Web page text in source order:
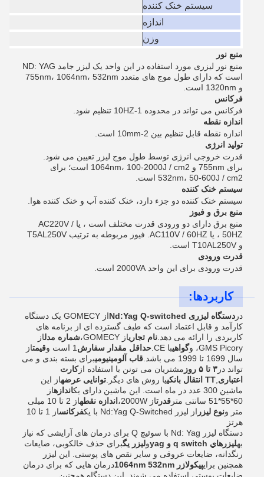
سیستم خنک کننده
اندازه
وزن
منبع نور
منبع نور لیزری مورد استفاده در این واحد یک لیزر جامد ND: YAG
است که دارای طول موج های متعدد 755nm، 1064nm، 532nm
و 1320nm است.
فرکانس
فرکانس می تواند در محدوده 1-10HZ تنظیم شود.
اندازه نقطه
اندازه نقطه قابل تنظیم بین 2-10mm است.
تولید انرژی
قدرت خروجی انرژی توسط طول موج لیزر تعیین می شود.
برای 755nm و 1064nm، 100-2000J / cm2 است؛ برای
532nm، 50-600J / cm2 است.
سیستم خنک کننده
سیستم خنک کننده دو جزء دارد، خنک کننده آب و خنک کننده هوا.
منبع برق و فیوز
منبع برق دارای دو ورودی قدرت مختلف است ، یا AC220V /
50HZ ، یا AC110V / 60HZ. فیوز مربوطه به ترتیب T5AL250V
و T10AL250V است.
قدرت ورودی
قدرت ورودی برای این واحد 2000VA است.
کاربردها:
در دستگاه لیزری Nd:Yag Q-switched
از GOMECY یک دستگاه
کارآمد و قابل اعتماد است که طیف گسترده ای از برنامه های
کاربردی را ارائه می دهد. نام تجاریاز GOMECY، شماره مدلاز
GMS Picory، و
گواهیبا CE. حداقل مقدار سفارش 1 است و قیمتاز
سال 1699 تا 1999 می باشد.
قاب آلومینیومیبرای بسته بندی و می
تواند در ۳ تا ۵ روز مشتریان می تونن با استفاده ازکارت
اعتباری TT انتقال بانکی یا روش های دیگر. توانایی عرضهاز این
ماشین 300 عدد در ماه است. این ماشین دارای یک
اندازهاز
60*55*51 سانتی متر
قدرتاز 2000W، اندازه نقطه
از 2 تا 10 میلی
متر ونوع لیزر از لیزر Nd:Yag Q-Switched با یک فرکانس
از 1 تا 10
هرتز
دستگاه لیزر Nd: Yag با سوئیچ Q برای درمان های آرایشی که نیاز
بهليزرهاي q switch و yag ولیزر یگبرای حذف خالکوبی، ضایعات
رنگدانه، ضایعات عروقی و سایر نقص های پوستی. این لیزر
همچنین برایپیکولازر 1064nm 532nm
درمان هایی که برای درمان